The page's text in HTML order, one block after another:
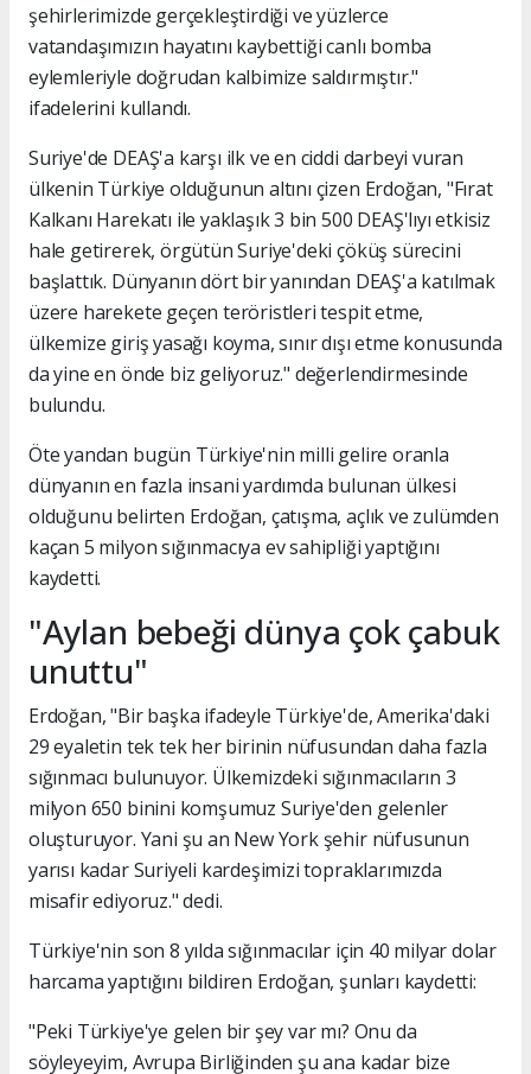
şehirlerimizde gerçekleştirdiği ve yüzlerce
vatandaşımızın hayatını kaybettiği canlı bomba
eylemleriyle doğrudan kalbimize saldırmıştır."
ifadelerini kullandı.
Suriye'de DEAŞ'a karşı ilk ve en ciddi darbeyi vuran
ülkenin Türkiye olduğunun altını çizen Erdoğan, "Fırat
Kalkanı Harekatı ile yaklaşık 3 bin 500 DEAŞ'lıyı etkisiz
hale getirerek, örgütün Suriye'deki çöküş sürecini
başlattık. Dünyanın dört bir yanından DEAŞ'a katılmak
üzere harekete geçen teröristleri tespit etme,
ülkemize giriş yasağı koyma, sınır dışı etme konusunda
da yine en önde biz geliyoruz." değerlendirmesinde
bulundu.
Öte yandan bugün Türkiye'nin milli gelire oranla
dünyanın en fazla insani yardımda bulunan ülkesi
olduğunu belirten Erdoğan, çatışma, açlık ve zulümden
kaçan 5 milyon sığınmacıya ev sahipliği yaptığını
kaydetti.
"Aylan bebeği dünya çok çabuk
unuttu"
Erdoğan, "Bir başka ifadeyle Türkiye'de, Amerika'daki
29 eyaletin tek tek her birinin nüfusundan daha fazla
sığınmacı bulunuyor. Ülkemizdeki sığınmacıların 3
milyon 650 binini komşumuz Suriye'den gelenler
oluşturuyor. Yani şu an New York şehir nüfusunun
yarısı kadar Suriyeli kardeşimizi topraklarımızda
misafir ediyoruz." dedi.
Türkiye'nin son 8 yılda sığınmacılar için 40 milyar dolar
harcama yaptığını bildiren Erdoğan, şunları kaydetti:
"Peki Türkiye'ye gelen bir şey var mı? Onu da
söyleyeyim, Avrupa Birliğinden şu ana kadar bize